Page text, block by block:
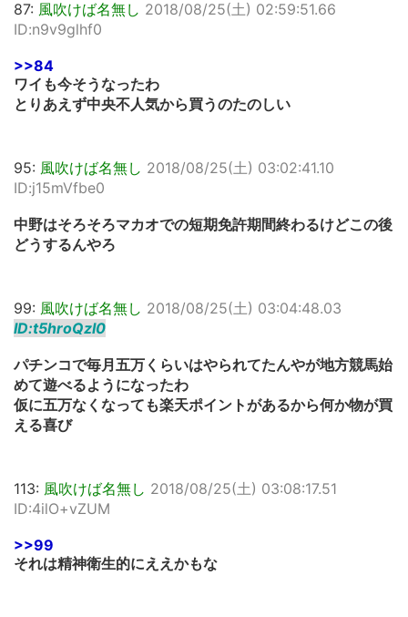
87: 風吹けば名無し 2018/08/25(土) 02:59:51.66
ID:n9v9glhf0
>>84
ワイも今そうなったわ
とりあえず中央不人気から買うのたのしい
95: 風吹けば名無し 2018/08/25(土) 03:02:41.10
ID:j15mVfbe0
中野はそろそろマカオでの短期免許期間終わるけどこの後
どうするんやろ
99: 風吹けば名無し 2018/08/25(土) 03:04:48.03
ID:t5hroQzI0
パチンコで毎月五万くらいはやられてたんやが地方競馬始
めて遊べるようになったわ
仮に五万なくなっても楽天ポイントがあるから何か物が買
える喜び
113: 風吹けば名無し 2018/08/25(土) 03:08:17.51
ID:4ilO+vZUM
>>99
それは精神衛生的にええかもな